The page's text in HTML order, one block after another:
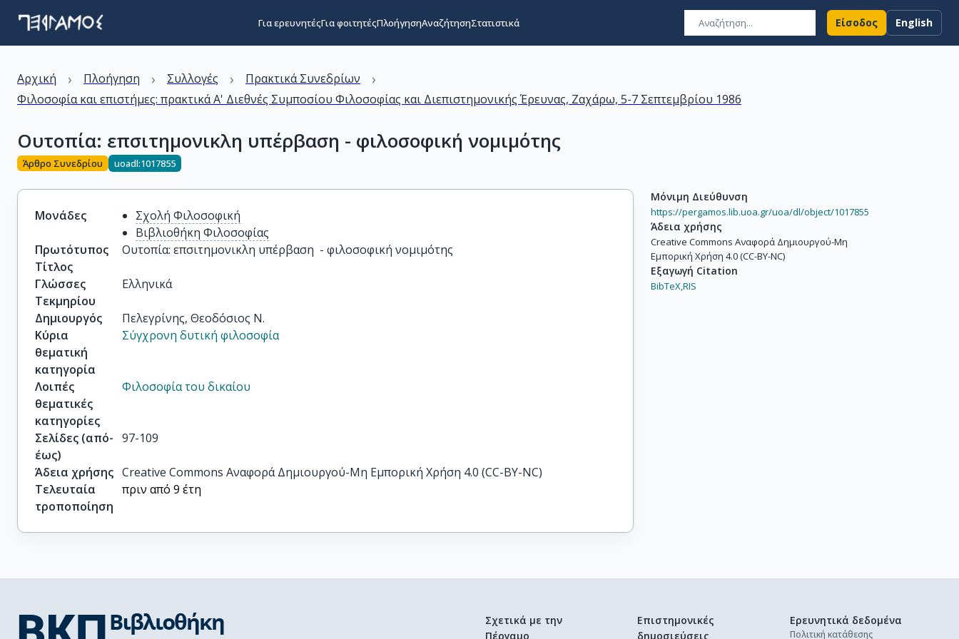
Για ερευνητέςΓια φοιτητέςΠλοήγησηΑναζήτησηΣτατιστικά Είσοδος English
Αρχική › Πλοήγηση › Συλλογές › Πρακτικά Συνεδρίων ›
Φιλοσοφία και επιστήμες: πρακτικά Α' Διεθνές Συμποσίου Φιλοσοφίας και Διεπιστημονικής Έρευνας, Ζαχάρω, 5-7 Σεπτεμβρίου 1986
Ουτοπία: επσιτημονικλη υπέρβαση - φιλοσοφική νομιμότης
Άρθρο Συνεδρίου uoadl:1017855
Μονάδες
Σχολή Φιλοσοφική
Βιβλιοθήκη Φιλοσοφίας
Πρωτότυπος
Τίτλος
Ουτοπία: επσιτημονικλη υπέρβαση  - φιλοσοφική νομιμότης
Γλώσσες
Τεκμηρίου
Ελληνικά
Δημιουργός
Πελεγρίνης, Θεοδόσιος Ν.
Κύρια
θεματική
κατηγορία
Σύγχρονη δυτική φιλοσοφία
Λοιπές
θεματικές
κατηγορίες
Φιλοσοφία του δικαίου
Σελίδες (από-
έως)
97-109
Άδεια χρήσης Creative Commons Αναφορά Δημιουργού-Μη Εμπορική Χρήση 4.0 (CC-BY-NC)
Τελευταία
τροποποίηση
πριν από 9 έτη
Μόνιμη Διεύθυνση
https://pergamos.lib.uoa.gr/uoa/dl/object/1017855
Άδεια χρήσης
Creative Commons Αναφορά Δημιουργού-Μη
Εμπορική Χρήση 4.0 (CC-BY-NC)
Εξαγωγή Citation
BibTeX,RIS
Σχετικά με την
Πέργαμο
Επιστημονικές
δημοσιεύσεις
Ερευνητικά δεδομένα
Πολιτική κατάθεσης